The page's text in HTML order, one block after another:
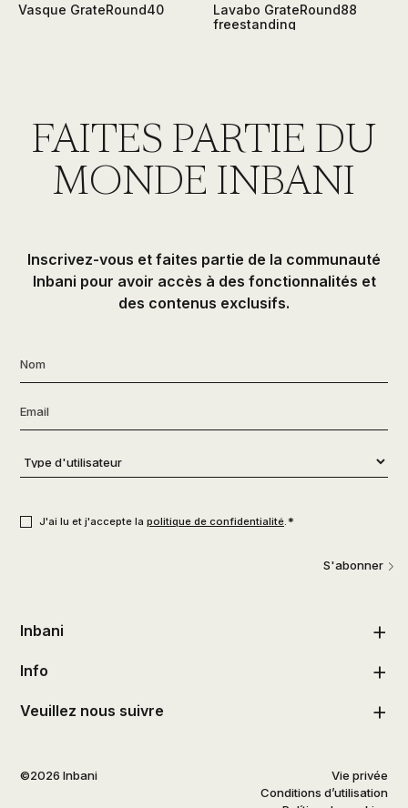
Vasque GrateRound40
Lavabo GrateRound88
freestanding
FAITES PARTIE DU
MONDE INBANI
Inscrivez-vous et faites partie de la communauté
Inbani pour avoir accès à des fonctionnalités et
des contenus exclusifs.
Nom
Email
Type
d'utilisateur*
J'ai lu et j'accepte la politique de confidentialité.*
S'abonner
Inbani
Info
Veuillez nous suivre
©2026 Inbani
Vie privée
Conditions d’utilisation